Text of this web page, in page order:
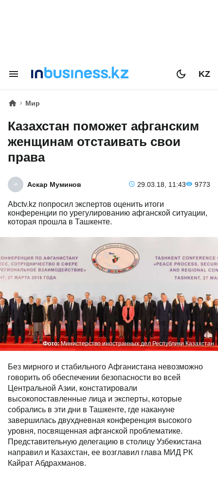
KZ
Мир
Казахстан поможет афганским
женщинам отстаивать свои
права
Аскар Муминов 29.03.18, 11:43 9773
Abctv.kz попросил экспертов оценить итоги
конференции по урегулированию афганской ситуации,
которая прошла в Ташкенте.
Фото:Министерство иностранных дел Республики Казахстан
Без мирного и стабильного Афганистана невозможно
говорить об обеспечении безопасности во всей
Центральной Азии, констатировали
высокопоставленные лица и эксперты, которые
собрались в эти дни в Ташкенте, где накануне
завершилась двухдневная конференция высокого
уровня, посвященная афганской проблематике.
Представительную делегацию в столицу Узбекистана
направил и Казахстан, ее возглавил глава МИД РК
Кайрат Абдрахманов.